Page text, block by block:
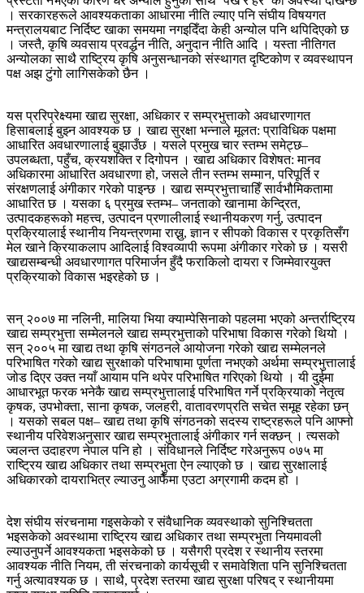
। सरकारहरूले आवश्यकताका आधारमा नीति ल्याए पनि संघीय विषयगत
मन्त्रालयबाट निर्दिष्ट खाका समयमा नगइदिँदा केही अन्योल पनि थपिदिएको छ
। जस्तै, कृषि व्यवसाय प्रवर्द्धन नीति, अनुदान नीति आदि । यस्ता नीतिगत
अन्योलका साथै राष्ट्रिय कृषि अनुसन्धानको संस्थागत दृष्टिकोण र व्यवस्थापन
पक्ष अझ टुंगो लागिसकेको छैन ।
यस प्ररिप्रेक्ष्यमा खाद्य सुरक्षा, अधिकार र सम्प्रभुत्ताको अवधारणागत
हिसाबलाई बुझ्‍न आवश्यक छ । खाद्य सुरक्षा भन्नाले मूलत: प्राविधिक पक्षमा
आधारित अवधारणालाई बुझाउँछ । यसले प्रमुख चार स्तम्भ समेट्छ–
उपलब्धता, पहुँच, क्रयशक्ति र दिगोपन । खाद्य अधिकार विशेषत: मानव
अधिकारमा आधारित अवधारणा हो, जसले तीन स्तम्भ सम्मान, परिपूर्ति र
संरक्षणलाई अंगीकार गरेको पाइन्छ । खाद्य सम्प्रभुत्ताचाहिँ सार्वभौमिकतामा
आधारित छ । यसका ६ प्रमुख स्तम्भ– जनताको खानामा केन्द्रित,
उत्पादकहरूको महत्त्व, उत्पादन प्रणालीलाई स्थानीयकरण गर्नु, उत्पादन
प्रक्रियालाई स्थानीय नियन्त्रणमा राख्नु, ज्ञान र सीपको विकास र प्रकृतिसँग
मेल खाने क्रियाकलाप आदिलाई विश्वव्यापी रूपमा अंगीकार गरेको छ । यसरी
खाद्यसम्बन्धी अवधारणागत परिमार्जन हुँदै फराकिलो दायरा र जिम्मेवारयुक्त
प्रक्रियाको विकास भइरहेको छ ।
सन् २००७ मा नलिनी, मालिया भिया क्याम्पेसिनाको पहलमा भएको अन्तर्राष्ट्रिय
खाद्य सम्प्रभुत्ता सम्मेलनले खाद्य सम्प्रभुत्ताको परिभाषा विकास गरेको थियो ।
सन् २००५ मा खाद्य तथा कृषि संगठनले आयोजना गरेको खाद्य सम्मेलनले
परिभाषित गरेको खाद्य सुरक्षाको परिभाषामा पूर्णता नभएको अर्थमा सम्प्रभुत्तालाई
जोड दिएर उक्त नयाँ आयाम पनि थपेर परिभाषित गरिएको थियो । यी दुईमा
आधारभूत फरक भनेकै खाद्य सम्प्रभुत्तालाई परिभाषित गर्ने प्रक्रियाको नेतृत्व
कृषक, उपभोक्ता, साना कृषक, जलहरी, वातावरणप्रति सचेत समूह रहेका छन्
। यसको सबल पक्ष– खाद्य तथा कृषि संगठनको सदस्य राष्ट्रहरूले पनि आफ्नो
स्थानीय परिवेशअनुसार खाद्य सम्प्रभुतालाई अंगीकार गर्न सक्छन् । त्यसको
ज्वलन्त उदाहरण नेपाल पनि हो । संविधानले निर्दिष्ट गरेअनुरूप ०७५ मा
राष्ट्रिय खाद्य अधिकार तथा सम्प्रभुता ऐन ल्याएको छ । खाद्य सुरक्षालाई
अधिकारको दायराभित्र ल्याउनु आफैँमा एउटा अग्रगामी कदम हो ।
देश संघीय संरचनामा गइसकेको र संवैधानिक व्यवस्थाको सुनिश्चितता
भइसकेको अवस्थामा राष्ट्रिय खाद्य अधिकार तथा सम्प्रभुता नियमावली
ल्याउनुपर्ने आवश्यकता भइसकेको छ । यसैगरी प्रदेश र स्थानीय स्तरमा
आवश्यक नीति नियम, ती संरचनाको कार्यसूची र समावेशिता पनि सुनिश्चितता
गर्नु अत्यावश्यक छ । साथै, प्रदेश स्तरमा खाद्य सुरक्षा परिषद् र स्थानीयमा